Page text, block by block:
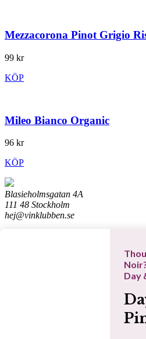
Mezzacorona Pinot Grigio
99 kr
KÖP
Mileo Bianco Organic
96 kr
KÖP
Blasieholmsgatan 4A
111 48 Stockholm
hej@vinklubben.se
Day